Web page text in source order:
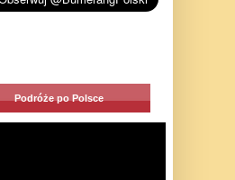
Podróże po Polsce